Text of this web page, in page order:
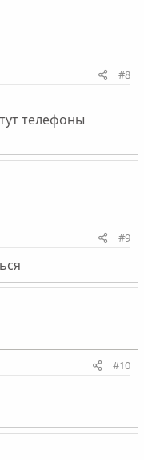
#8
телефоны
#9
#10